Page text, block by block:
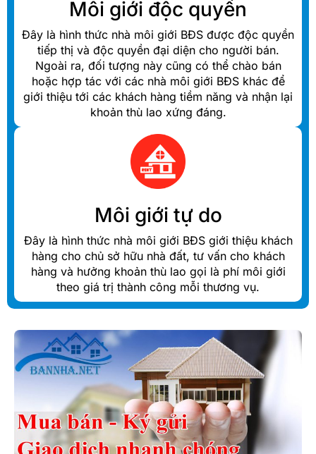
Môi giới độc quyền
Đây là hình thức nhà môi giới BĐS được độc quyền
tiếp thị và độc quyền đại diện cho người bán.
Ngoài ra, đối tượng này cũng có thể chào bán
hoặc hợp tác với các nhà môi giới BĐS khác để
giới thiệu tới các khách hàng tiềm năng và nhận lại
khoản thù lao xứng đáng.
Môi giới tự do
Đây là hình thức nhà môi giới BĐS giới thiệu khách
hàng cho chủ sở hữu nhà đất, tư vấn cho khách
hàng và hưởng khoản thù lao gọi là phí môi giới
theo giá trị thành công mỗi thương vụ.